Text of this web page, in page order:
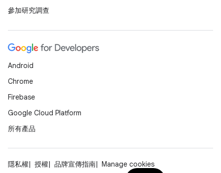
參加研究調查
Android
Chrome
Firebase
Google Cloud Platform
所有產品
隱私權 授權 品牌宣傳指南 Manage cookies